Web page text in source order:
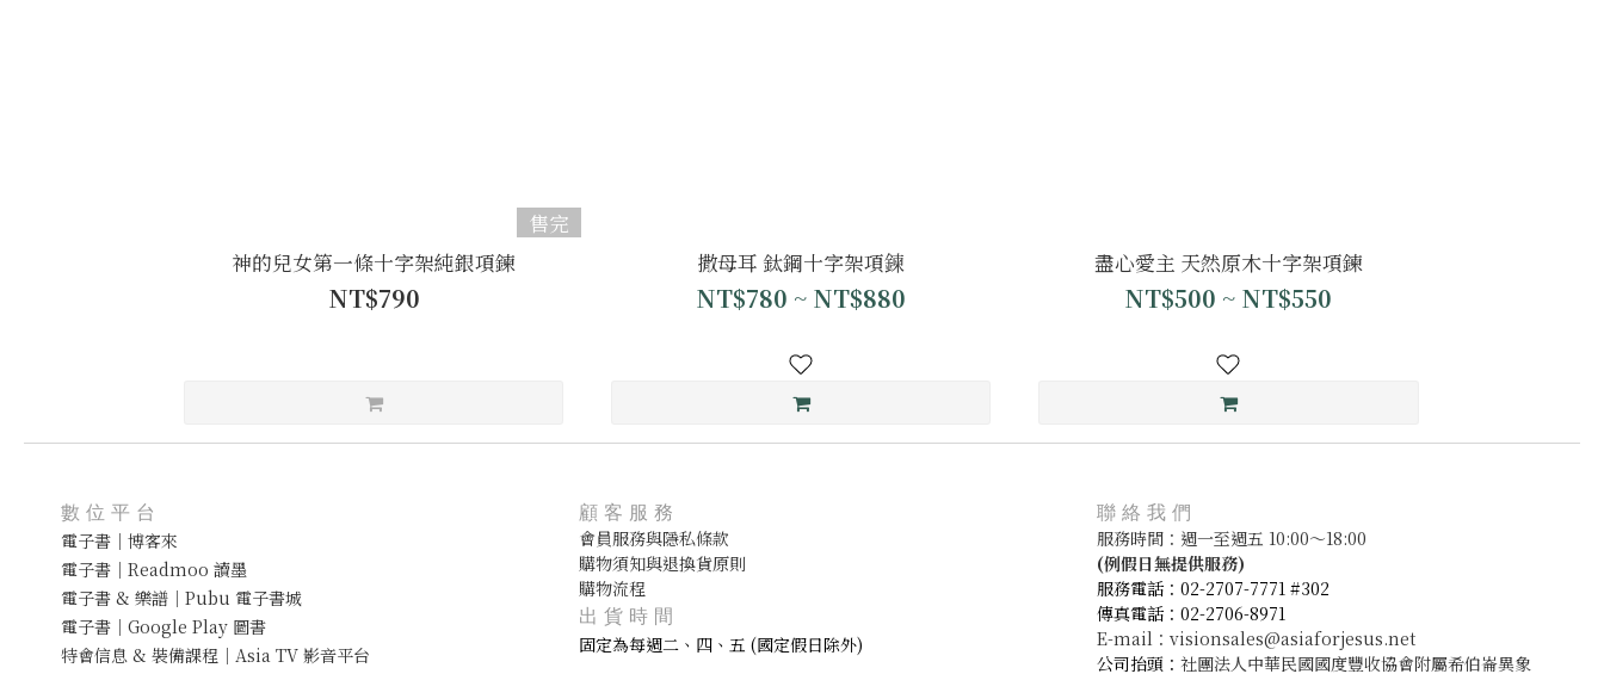
售完
神的兒女第一條十字架純銀項鍊
NT$790
撒母耳 鈦鋼十字架項鍊
NT$780 ~ NT$880
盡心愛主 天然原木十字架項鍊
NT$500 ~ NT$550
數位平台
電子書｜博客來
電子書｜Readmoo 讀墨
電子書 & 樂譜｜Pubu 電子書城
電子書｜Google Play 圖書
特會信息 & 裝備課程｜Asia TV 影音平台
顧客服務
會員服務與隱私條款
購物須知與退換貨原則
購物流程
出貨時間
固定為每週二、四、五 (國定假日除外)
聯絡我們
服務時間：週一至週五 10:00～18:00
(例假日無提供服務)
服務電話：02-2707-7771 #302
傳真電話：02-2706-8971
E-mail：visionsales@asiaforjesus.net
公司抬頭： 社團法人中華民國國度豐收協會附屬希伯崙異象